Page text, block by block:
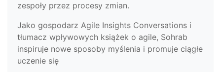
zespoły przez procesy zmian.
Jako gospodarz Agile Insights Conversations i
tłumacz wpływowych książek o agile, Sohrab
inspiruje nowe sposoby myślenia i promuje ciągłe
uczenie się